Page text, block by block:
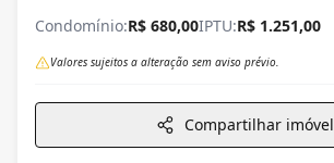
Condomínio:R$ 680,00IPTU:R$ 1.251,00
Valores sujeitos a alteração sem aviso prévio.
Compartilhar imóvel